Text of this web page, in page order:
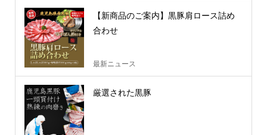
【新商品のご案内】黒豚肩ロース詰め
合わせ
最新ニュース
厳選された黒豚